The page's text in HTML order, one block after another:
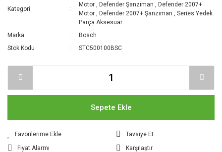
Kategori
Motor
,Defender Şanzıman ,Defender 2007+
Motor
,Defender 2007+ Şanzıman ,Series Yedek
Parça Aksesuar
Marka
Bosch
Stok Kodu
STC500100BSC
Sepete Ekle
Tavsiye Et
Fiyat Alarmı
Karşılaştır